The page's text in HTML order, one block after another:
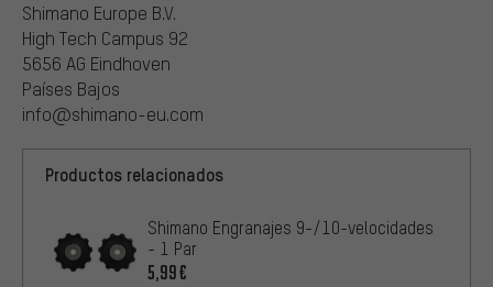
Shimano Europe B.V.
High Tech Campus 92
5656 AG Eindhoven
Países Bajos
info@shimano-eu.com
Productos relacionados
Shimano Engranajes 9-/10-velocidades
- 1 Par
5,99€